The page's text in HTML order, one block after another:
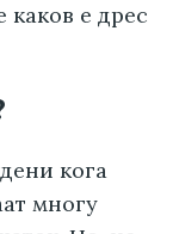
каков е дрес
кога
многу